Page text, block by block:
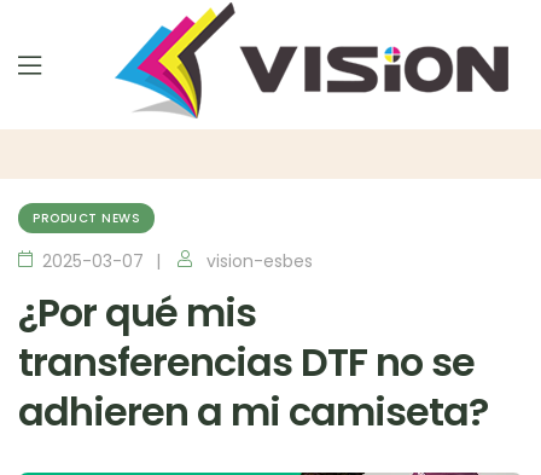
PRODUCT NEWS
2025-03-07 vision-esbes
¿Por qué mis
transferencias DTF no se
adhieren a mi camiseta?